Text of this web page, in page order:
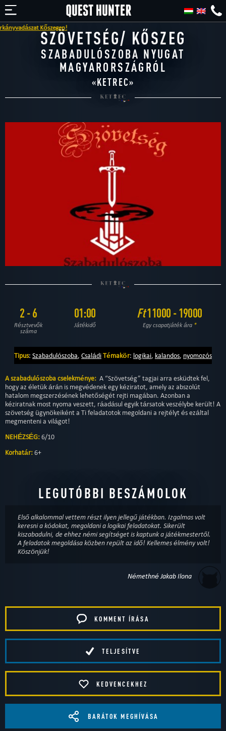
Kőszegen!
SZÖVETSÉG/ KŐSZEG
SZABADULÓSZOBA NYUGAT
MAGYARORSZÁGRÓL
«KETREC»
2 - 6
Résztvevők
száma
01:00
Játékidő
Ft11000 - 19000
Egy csapatjáték ára *
Tipus: Szabadulószoba, CsaládiTémakör: logikai, kalandos, nyomozós
A szabadulószoba cselekménye: A “Szövetség” tagjai arra esküdtek fel,
hogy az életük árán is megvédenek egy kéziratot, amely az abszolút
hatalom megszerzésének lehetőségét rejti magában. Azonban a
kéziratnak most nyoma veszett, ráadásul egyik társatok veszélybe került! A
szövetség ügynökeiként a Ti feladatotok megoldani a rejtélyt és ezáltal
megmenteni a világot!
NEHÉZSÉG:6/10
Korhatár:6+
LEGUTÓBBI BESZÁMOLOK
Első alkalommal vettem részt ilyen jellegű játékban. Izgalmas volt
keresni a kódokat, megoldani a logikai feladatokat. Sikerült
kiszabadulni, de ehhez némi segítséget is kaptunk a játékmestertől.
A feladatok megoldása közben repült az idő! Kellemes élmény volt!
Köszönjük!
Némethné Jakab Ilona
KOMMENT ÍRÁSA
TELJESÍTVE
KEDVENCEKHEZ
BARÁTOK MEGHÍVÁSA